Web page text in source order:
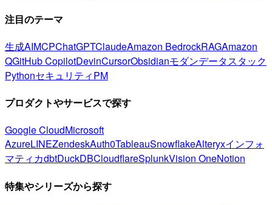
注目のテーマ
生成AIMCPChatGPTClaudeAmazon BedrockRAGAmazon
QGitHub CopilotDevinCursorObsidianモダンデータスタック
PythonセキュリティPM
プロダクトやサービスで探す
Google CloudMicrosoft
AzureLINEZendeskAuth0TableauSnowflakeAlteryxインフォ
マティカdbtDuckDBCloudflareSplunkVision OneNotion
特集やシリーズから探す